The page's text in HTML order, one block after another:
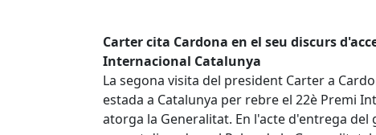
Carter cita Cardona en el seu discurs
Internacional Catalunya
La segona visita del president Carter a
estada a Catalunya per rebre el 22è Premi
atorga la Generalitat. En l'acte d'entrega del